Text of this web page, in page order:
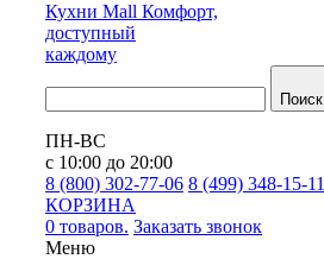
Кухни Mall Комфорт,
доступный
каждому
Поиск
ПН-ВС
с 10:00 до 20:00
8 (800) 302-77-06 8 (499) 348-15-11
КОРЗИНА
0 товаров. Заказать звонок
Меню